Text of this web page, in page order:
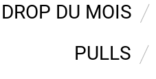
DROP DU MOIS
PULLS